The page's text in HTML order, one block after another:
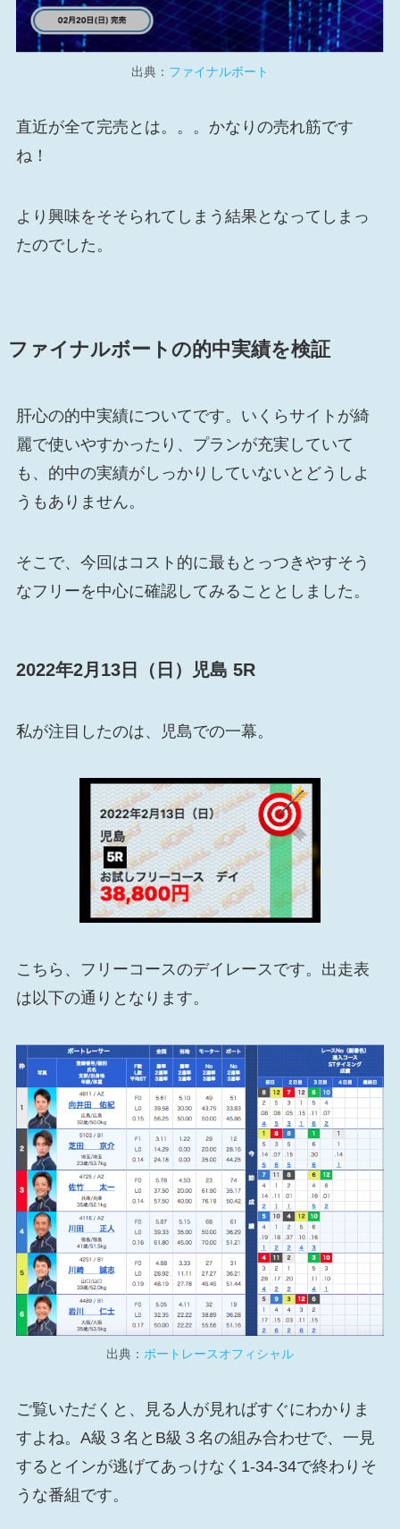
出典： ファイナルボート
直近が全て完売とは。。。かなりの売れ筋です
ね！
より興味をそそられてしまう結果となってしまっ
たのでした。
ファイナルボートの的中実績を検証
肝心の的中実績についてです。いくらサイトが綺
麗で使いやすかったり、プランが充実していて
も、的中の実績がしっかりしていないとどうしよ
うもありません。
そこで、今回はコスト的に最もとっつきやすそう
なフリーを中心に確認してみることとしました。
2022年2月13日（日）児島 5R
私が注目したのは、児島での一幕。
こちら、フリーコースのデイレースです。出走表
は以下の通りとなります。
出典： ボートレースオフィシャル
ご覧いただくと、見る人が見ればすぐにわかりま
すよね。A級３名とB級３名の組み合わせで、一見
するとインが逃げてあっけなく1-34-34で終わりそ
うな番組です。